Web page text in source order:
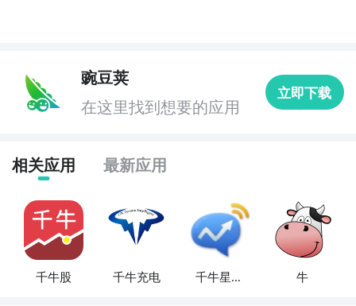
豌豆荚
在这里找到想要的应用
立即下载
相关应用 最新应用
千牛股 千牛充电
千牛星的
牛